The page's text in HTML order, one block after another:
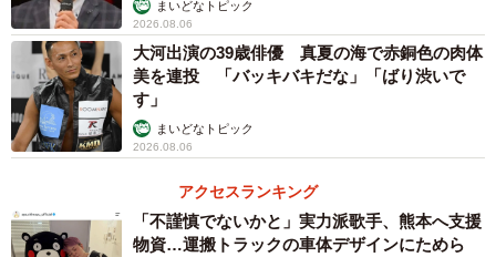
まいどなトピック
2026.08.06
大河出演の39歳俳優 真夏の海で赤銅色の肉体
美を連投 「バッキバキだな」「ばり渋いで
す」
まいどなトピック
2026.08.06
アクセスランキング
「不謹慎でないかと」実力派歌手、熊本へ支援
物資…運搬トラックの車体デザインにためら